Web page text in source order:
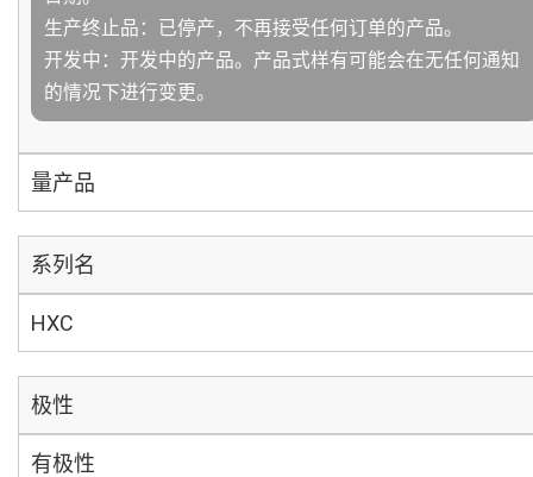
生产终止品：已停产，不再接受任何订单的产品。
开发中：开发中的产品。产品式样有可能会在无任何通知
的情况下进行变更。
量产品
系列名
HXC
极性
有极性